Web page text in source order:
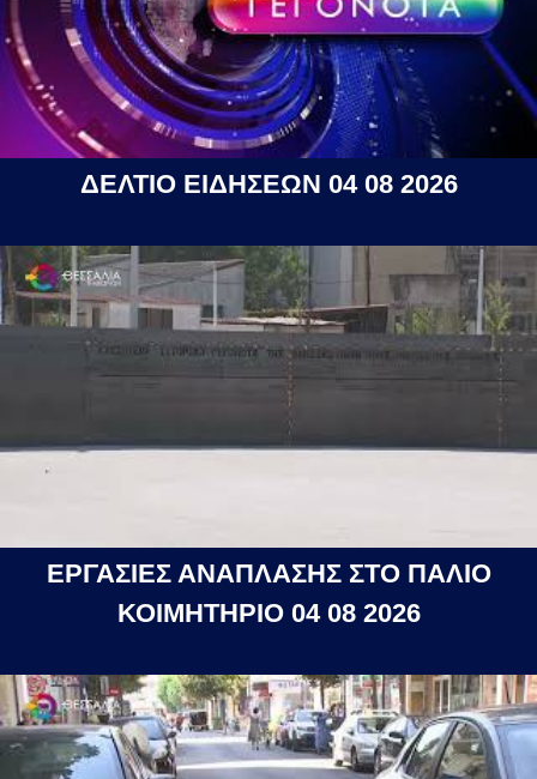
ΔΕΛΤΙΟ ΕΙΔΗΣΕΩΝ 04 08 2026
ΕΡΓΑΣΙΕΣ ΑΝΑΠΛΑΣΗΣ ΣΤΟ ΠΑΛΙΟ
ΚΟΙΜΗΤΗΡΙΟ 04 08 2026